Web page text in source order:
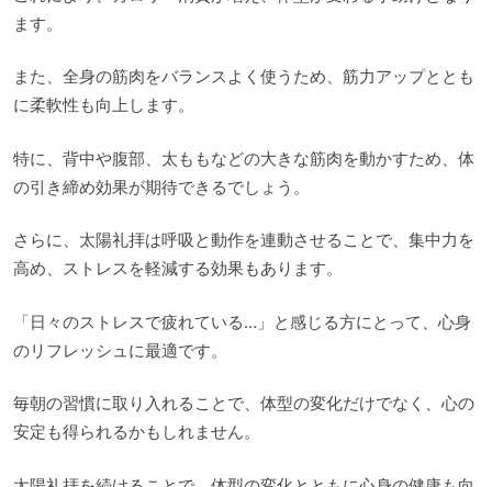
ます。
また、全身の筋肉をバランスよく使うため、筋力アップととも
に柔軟性も向上します。
特に、背中や腹部、太ももなどの大きな筋肉を動かすため、体
の引き締め効果が期待できるでしょう。
さらに、太陽礼拝は呼吸と動作を連動させることで、集中力を
高め、ストレスを軽減する効果もあります。
「日々のストレスで疲れている…」と感じる方にとって、心身
のリフレッシュに最適です。
毎朝の習慣に取り入れることで、体型の変化だけでなく、心の
安定も得られるかもしれません。